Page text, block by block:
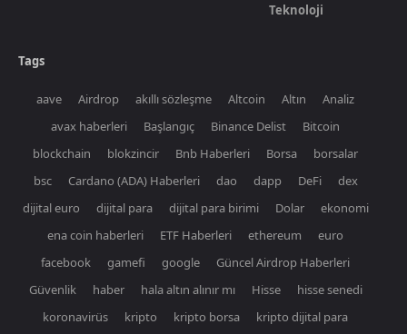
Teknoloji
Tags
aave Airdrop akıllı sözleşme Altcoin Altın
Analiz
avax haberleri
Başlangıç Binance Delist
Bitcoin
blockchain
blokzincir Bnb Haberleri Borsa
borsalar
bsc
Cardano (ADA) Haberleri dao dapp DeFi
dex
dijital euro
dijital para dijital para birimi Dolar
ekonomi
ena coin haberleri
ETF Haberleri ethereum
euro
facebook
gamefi google
Güncel Airdrop Haberleri
Güvenlik
haber hala altın alınır mı Hisse
hisse senedi
koronavirüs
kripto kripto borsa
kripto dijital para